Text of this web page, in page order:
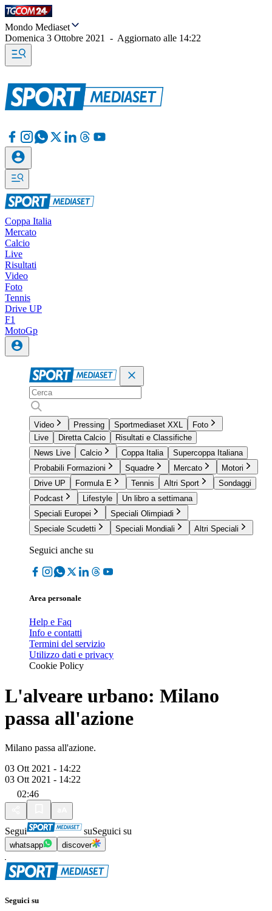
Mondo Mediaset
Domenica 3 Ottobre 2021
- Aggiornato alle 14:22
Coppa Italia
Mercato
Calcio
Live
Risultati
Video
Foto
Tennis
Drive UP
F1
MotoGp
Video Pressing Sportmediaset XXL
Foto
Live
Diretta Calcio
Risultati e Classifiche
News Live
Calcio Coppa Italia
Supercoppa Italiana
Probabili Formazioni
Squadre Mercato
Motori
Drive UP
Formula E Tennis Altri Sport
Sondaggi
Podcast
Lifestyle
Un libro a settimana
Speciali Europei
Speciali Olimpiadi
Speciale Scudetti
Speciali Mondiali Altri Speciali
Seguici anche su
Area personale
Help e Faq
Info e contatti
Termini del servizio
Utilizzo dati e privacy
Cookie Policy
L'alveare urbano: Milano
passa all'azione
Milano passa all'azione.
03 Ott 2021 - 14:22
03 Ott 2021 - 14:22
02:46
Segui suSeguici su
whatsapp discover
Seguici su